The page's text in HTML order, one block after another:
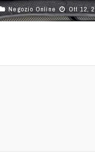
Negozio Online Ott 12,